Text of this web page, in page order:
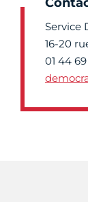
Service
16-20
01 44 69